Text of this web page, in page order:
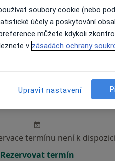
termínu není k
Rezervovat termín
Zítra Ne
termínu není k dispozici
Rezervovat termín
soubory cookie (nebo
účely a poskytování
můžete kdykoli
v zásadách ochrany
Upravit nastavení